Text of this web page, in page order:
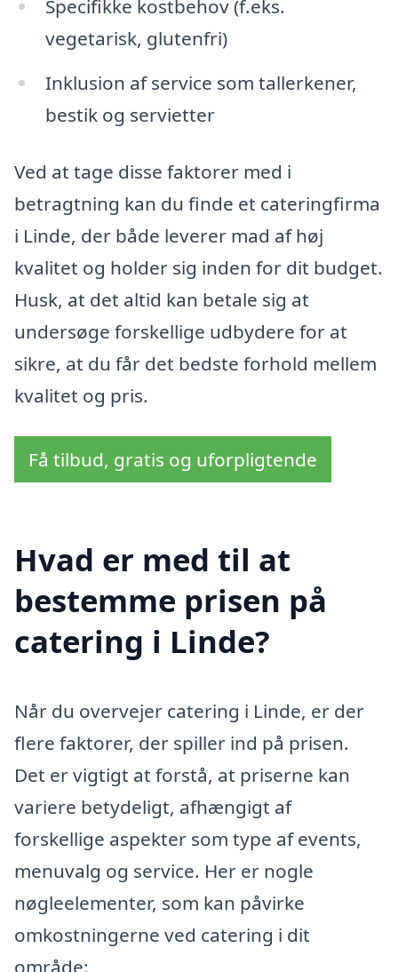
Specifikke kostbehov (f.eks.
vegetarisk, glutenfri)
Inklusion af service som tallerkener,
bestik og servietter
Ved at tage disse faktorer med i
betragtning kan du finde et cateringfirma
i Linde, der både leverer mad af høj
kvalitet og holder sig inden for dit budget.
Husk, at det altid kan betale sig at
undersøge forskellige udbydere for at
sikre, at du får det bedste forhold mellem
kvalitet og pris.
Få tilbud, gratis og uforpligtende
Hvad er med til at
bestemme prisen på
catering i Linde?
Når du overvejer catering i Linde, er der
flere faktorer, der spiller ind på prisen.
Det er vigtigt at forstå, at priserne kan
variere betydeligt, afhængigt af
forskellige aspekter som type af events,
menuvalg og service. Her er nogle
nøgleelementer, som kan påvirke
omkostningerne ved catering i dit
område: